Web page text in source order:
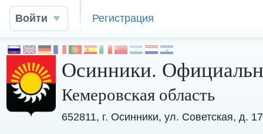
Войти Регистрация
Осинники.
Кемеровская область
652811, г. Осинники, ул. Советская, д.